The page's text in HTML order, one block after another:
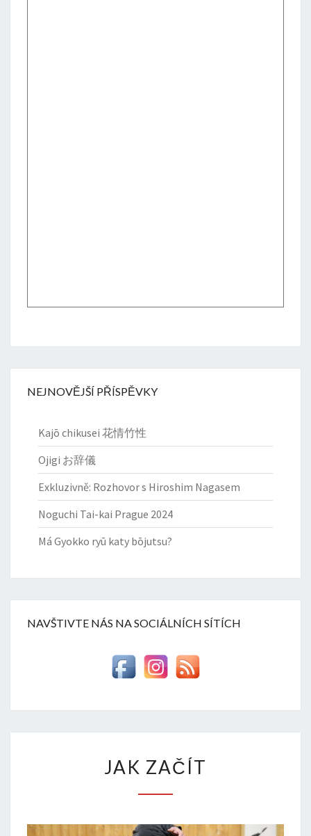
NEJNOVĚJŠÍ PŘÍSPĚVKY
Kajō chikusei 花情竹性
Ojigi お辞儀
Exkluzivně: Rozhovor s Hiroshim Nagasem
Noguchi Tai-kai Prague 2024
Má Gyokko ryū katy bōjutsu?
NAVŠTIVTE NÁS NA SOCIÁLNÍCH SÍTÍCH
ZAČÍT
JAK ZAČÍT